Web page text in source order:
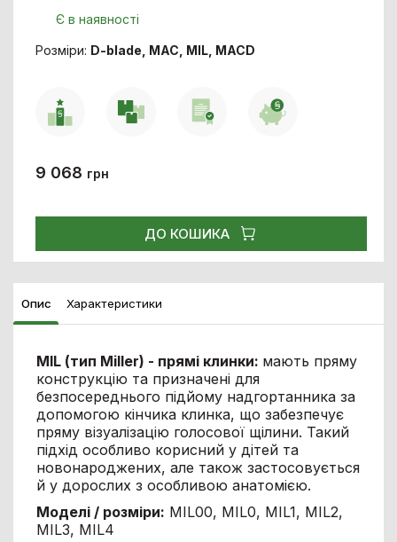
Є в наявності
Розміри: D-blade, MAC, MIL, MACD
9 068 грн
ДО КОШИКА
Опис Характеристики
MIL (тип Miller) - прямі клинки: мають пряму
конструкцію та призначені для
безпосереднього підйому надгортанника за
допомогою кінчика клинка, що забезпечує
пряму візуалізацію голосової щілини. Такий
підхід особливо корисний у дітей та
новонароджених, але також застосовується
й у дорослих з особливою анатомією.
Моделі / розміри: MIL00, MIL0, MIL1, MIL2,
MIL3, MIL4